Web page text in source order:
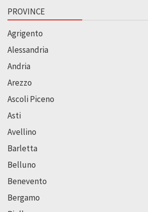
PROVINCE
Agrigento
Alessandria
Andria
Arezzo
Ascoli Piceno
Asti
Avellino
Barletta
Belluno
Benevento
Bergamo